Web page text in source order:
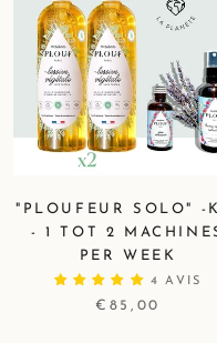
"PLOUFEUR SOLO" -
- 1 TOT 2
PER WEEK
4 AVIS
€85,00